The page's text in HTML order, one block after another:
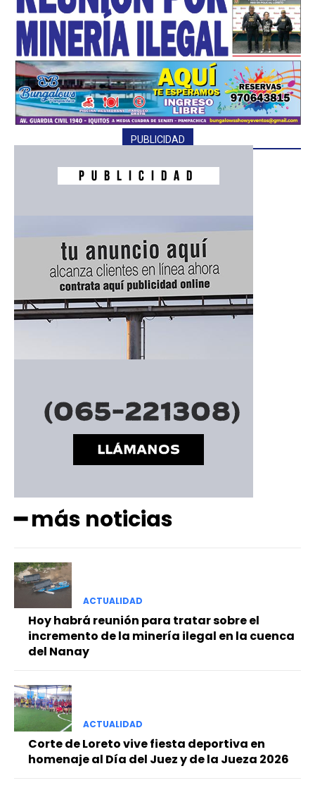
PUBLICIDAD
━ más noticias
ACTUALIDAD
Hoy habrá reunión para tratar sobre el
incremento de la minería ilegal en la cuenca
del Nanay
ACTUALIDAD
Corte de Loreto vive fiesta deportiva en
homenaje al Día del Juez y de la Jueza 2026